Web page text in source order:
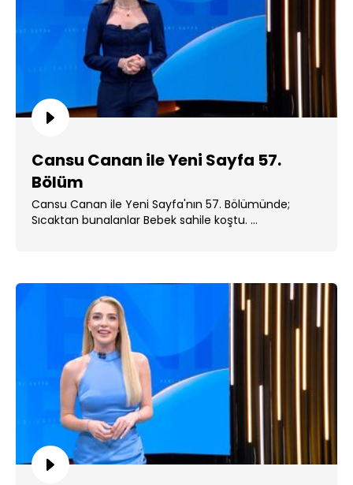
Cansu Canan ile Yeni Sayfa 57.
Bölüm
Cansu Canan ile Yeni Sayfa'nın 57. Bölümünde;
Sıcaktan bunalanlar Bebek sahile koştu. ...